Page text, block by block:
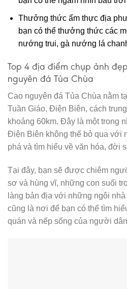
Thưởng thức ẩm thực địa
bạn có thể thưởng thức các
nướng trui, gà nướng lá
Top 4 địa điểm chụp ảnh
nguyên đá Tủa Chùa
Cao nguyên đá Tủa Chùa nằm
Tuần Giáo, Điện Biên, cách
khoảng 60km. Đây là một trong
Điện Biên không thể bỏ qua với
phá và tìm hiểu về văn hóa, đời
Tại đây, bạn sẽ được chiêm
sơ và hùng vĩ, những con suối
làng bản địa với những ngôi
cũng là nơi để bạn có thể tìm
quán và nếp sống của người